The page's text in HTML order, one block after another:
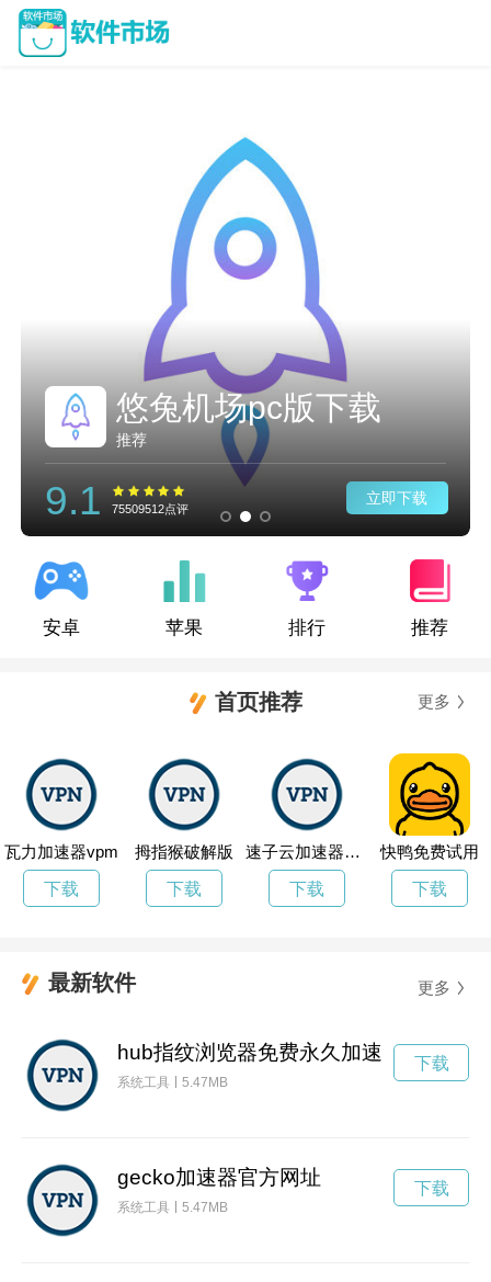
悠兔机场pc版下载
推荐
9.1 75509512点评
立即下载
安卓 苹果 排行 推荐
首页推荐 更多
瓦力加速器vpm
下载
拇指猴破解版
下载
速子云加速器mac下载
下载
快鸭免费试用
下载
最新软件 更多
hub指纹浏览器免费永久加速
系统工具 5.47MB
下载
gecko加速器官方网址
系统工具 5.47MB
下载